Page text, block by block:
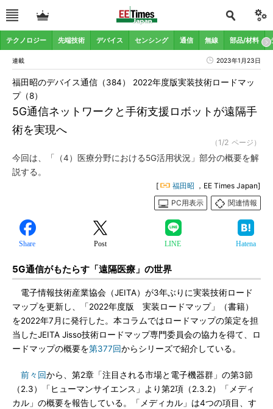
テクノロジー 先端技術 デバイス センシング 通信 無線 部品/材料
連載 2023年1月23日
5G通信ネットワークと手術支援ロボットが遠隔手
術を実現へ
福田昭のデバイス通信（384） 2022年度版実装技術ロードマッ
プ（8）
（1/2 ページ）
今回は、「（4）医療分野における5G活用状況」部分の概要を解
説する。
[ 福田昭 ，EE Times Japan]
PC用表示
関連情報
Share Post LINE Hatena
5G通信がもたらす「遠隔医療」の世界
電子情報技術産業協会（JEITA）が3年ぶりに実装技術ロード
マップを更新し、「2022年度版 実装ロードマップ」（書籍）
を2022年7月に発行した。本コラムではロードマップの策定を担
当したJEITA Jisso技術ロードマップ専門委員会の協力を得て、ロ
ードマップの概要を第377回からシリーズで紹介している。
前々回から、第2章「注目される市場と電子機器群」の第3節
（2.3）「ヒューマンサイエンス」より第2項（2.3.2）「メディ
カル」の概要を報告している。「メディカル」は4つの項目、す